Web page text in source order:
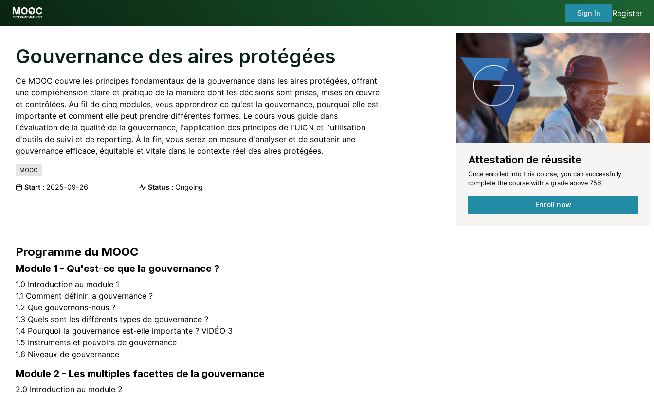
Sign In Register
Gouvernance des aires protégées
Ce MOOC couvre les principes fondamentaux de la gouvernance dans les aires protégées, offrant
une compréhension claire et pratique de la manière dont les décisions sont prises, mises en œuvre
et contrôlées. Au fil de cinq modules, vous apprendrez ce qu'est la gouvernance, pourquoi elle est
importante et comment elle peut prendre différentes formes. Le cours vous guide dans
l'évaluation de la qualité de la gouvernance, l'application des principes de l'UICN et l'utilisation
d'outils de suivi et de reporting. À la fin, vous serez en mesure d'analyser et de soutenir une
gouvernance efficace, équitable et vitale dans le contexte réel des aires protégées.
MOOC
Start : 2025-09-26 Status : Ongoing
Attestation de réussite
Once enrolled into this course, you can successfully
complete the course with a grade above 75%
Enroll now
Programme du MOOC
Module 1 - Qu'est-ce que la gouvernance ?
1.0 Introduction au module 1
1.1 Comment définir la gouvernance ?
1.2 Que gouvernons-nous ?
1.3 Quels sont les différents types de gouvernance ?
1.4 Pourquoi la gouvernance est-elle importante ? VIDÉO 3
1.5 Instruments et pouvoirs de gouvernance
1.6 Niveaux de gouvernance
Module 2 - Les multiples facettes de la gouvernance
2.0 Introduction au module 2